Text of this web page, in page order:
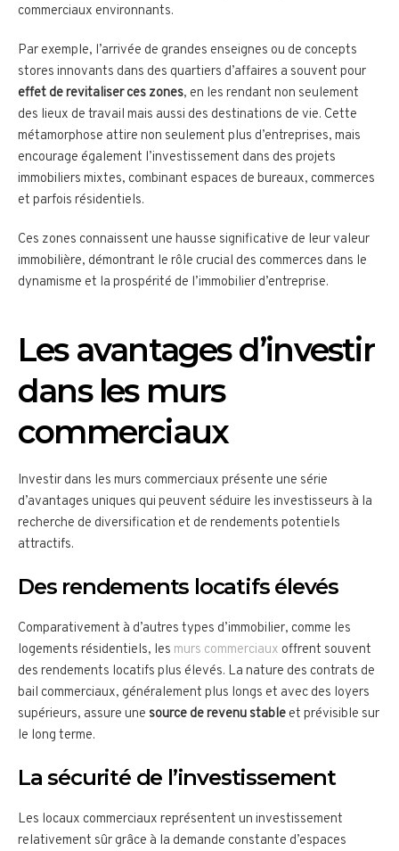
commerciaux environnants.
Par exemple, l’arrivée de grandes enseignes ou de concepts
stores innovants dans des quartiers d’affaires a souvent pour
effet de revitaliser ces zones, en les rendant non seulement
des lieux de travail mais aussi des destinations de vie. Cette
métamorphose attire non seulement plus d’entreprises, mais
encourage également l’investissement dans des projets
immobiliers mixtes, combinant espaces de bureaux, commerces
et parfois résidentiels.
Ces zones connaissent une hausse significative de leur valeur
immobilière, démontrant le rôle crucial des commerces dans le
dynamisme et la prospérité de l’immobilier d’entreprise.
Les avantages d’investir
dans les murs
commerciaux
Investir dans les murs commerciaux présente une série
d’avantages uniques qui peuvent séduire les investisseurs à la
recherche de diversification et de rendements potentiels
attractifs.
Des rendements locatifs élevés
Comparativement à d’autres types d’immobilier, comme les
logements résidentiels, les murs commerciaux offrent souvent
des rendements locatifs plus élevés. La nature des contrats de
bail commerciaux, généralement plus longs et avec des loyers
supérieurs, assure une source de revenu stable et prévisible sur
le long terme.
La sécurité de l’investissement
Les locaux commerciaux représentent un investissement
relativement sûr grâce à la demande constante d’espaces